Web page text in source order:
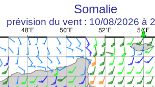
Somalie
prévision du vent : 10/08/2026 à